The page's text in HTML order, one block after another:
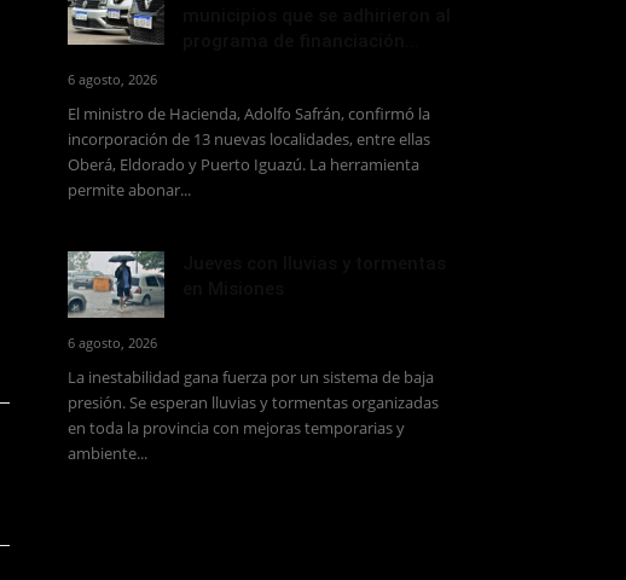
6 agosto, 2026
El ministro de Hacienda, Adolfo Safrán, confirmó la
incorporación de 13 nuevas localidades, entre ellas
Oberá, Eldorado y Puerto Iguazú. La herramienta
permite abonar...
6 agosto, 2026
La inestabilidad gana fuerza por un sistema de baja
presión. Se esperan lluvias y tormentas organizadas
en toda la provincia con mejoras temporarias y
ambiente...